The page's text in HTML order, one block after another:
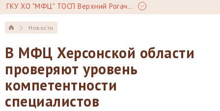
ГКУ ХО "МФЦ" ТОСП Верхний Рогачик
Новости
В МФЦ Херсонской области
проверяют уровень
компетентности
специалистов